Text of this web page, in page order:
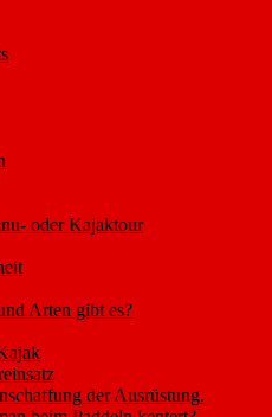
oder Kajaktour
Arten gibt es?
der Ausrüstung.